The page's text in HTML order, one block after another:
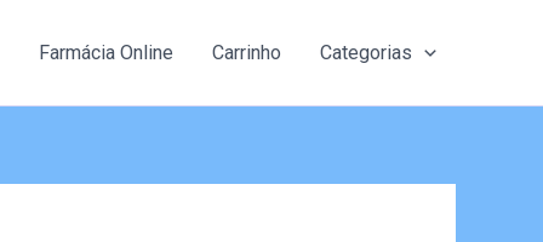
Farmácia Online Carrinho Categorias